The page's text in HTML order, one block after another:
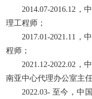
2014.07-2016.12，
理工程师；
2017.01-2021.11，
程师；
2021.12-2022.02，
南亚中心代理办公室主
2022.03- 至今 ， 中